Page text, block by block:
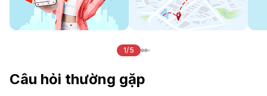
1/5
Câu hỏi thường gặp